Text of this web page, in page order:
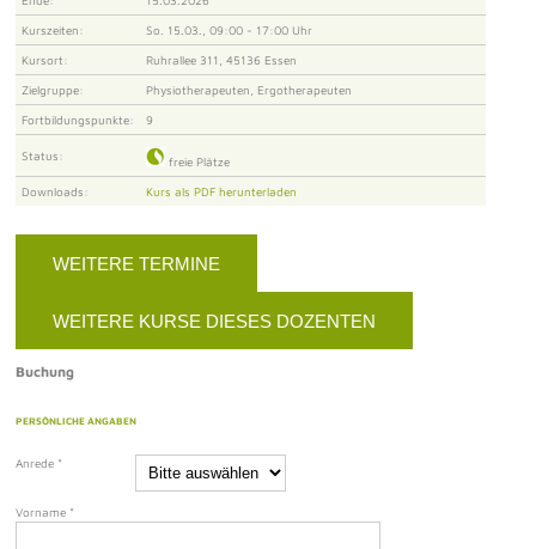
Kurszeiten: So. 15.03., 09:00 - 17:00 Uhr
Kursort: Ruhrallee 311, 45136 Essen
Zielgruppe: Physiotherapeuten, Ergotherapeuten
Fortbildungspunkte: 9
Status: freie Plätze
Downloads: Kurs als PDF herunterladen
WEITERE TERMINE
WEITERE KURSE DIESES DOZENTEN
Buchung
PERSÖNLICHE ANGABEN
Anrede *
Vorname *